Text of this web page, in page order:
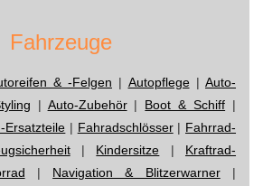
Fahrzeuge
& -Felgen | Autopflege| Auto-
| Auto-Zubehör| Boot & Schiff |
Ersatzteile | Fahradschlösser| Fahrrad-
| Kindersitze | Kraftrad-
| Navigation & Blitzerwarner|